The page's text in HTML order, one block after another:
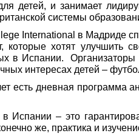
детей, и занимает
системы
International в Мадриде
которые хотят улучшить
в Испании.
интересах детей –
есть дневная программа
Испании – это
же, практика и